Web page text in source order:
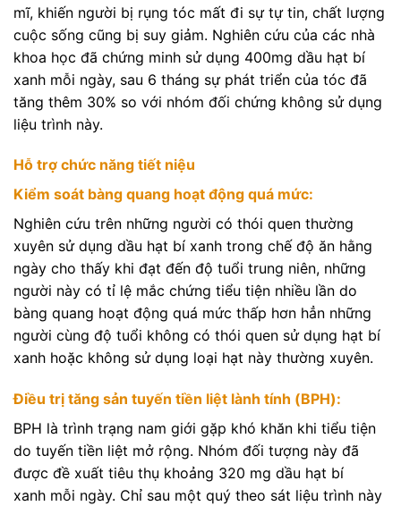
mĩ, khiến người bị rụng tóc mất đi sự tự tin, chất lượng
cuộc sống cũng bị suy giảm. Nghiên cứu của các nhà
khoa học đã chứng minh sử dụng 400mg dầu hạt bí
xanh mỗi ngày, sau 6 tháng sự phát triển của tóc đã
tăng thêm 30% so với nhóm đối chứng không sử dụng
liệu trình này.
Hỗ trợ chức năng tiết niệu
Kiểm soát bàng quang hoạt động quá mức:
Nghiên cứu trên những người có thói quen thường
xuyên sử dụng dầu hạt bí xanh trong chế độ ăn hằng
ngày cho thấy khi đạt đến độ tuổi trung niên, những
người này có tỉ lệ mắc chứng tiểu tiện nhiều lần do
bàng quang hoạt động quá mức thấp hơn hẳn những
người cùng độ tuổi không có thói quen sử dụng hạt bí
xanh hoặc không sử dụng loại hạt này thường xuyên.
Điều trị tăng sản tuyến tiền liệt lành tính (BPH):
BPH là trình trạng nam giới gặp khó khăn khi tiểu tiện
do tuyến tiền liệt mở rộng. Nhóm đối tượng này đã
được đề xuất tiêu thụ khoảng 320 mg dầu hạt bí
xanh mỗi ngày. Chỉ sau một quý theo sát liệu trình này